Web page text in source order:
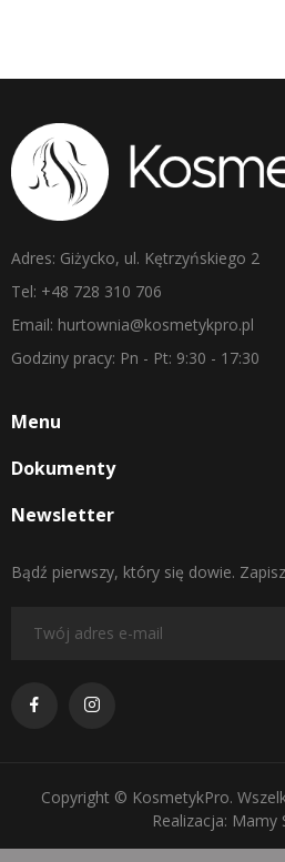
Adres: Giżycko, ul. Kętrzyńskiego 2
Tel: +48 728 310 706
Email: hurtownia@kosmetykpro.pl
Godziny pracy: Pn - Pt: 9:30 - 17:30
Menu
Dokumenty
Newsletter
Bądź pierwszy, który się dowie.
Copyright © KosmetykPro.
Realizacja: Mamy